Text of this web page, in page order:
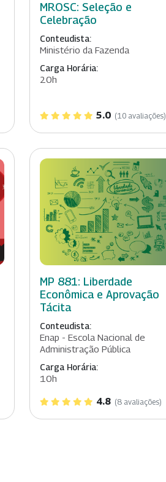
MROSC: Seleção e
Celebração
Conteudista:
Ministério da Fazenda
Carga Horária:
20h
5.0 (10 avaliações)
MP 881: Liberdade
Econômica e Aprovação
Tácita
Conteudista:
Enap - Escola Nacional de
Administração Pública
Carga Horária:
10h
4.8 (8 avaliações)